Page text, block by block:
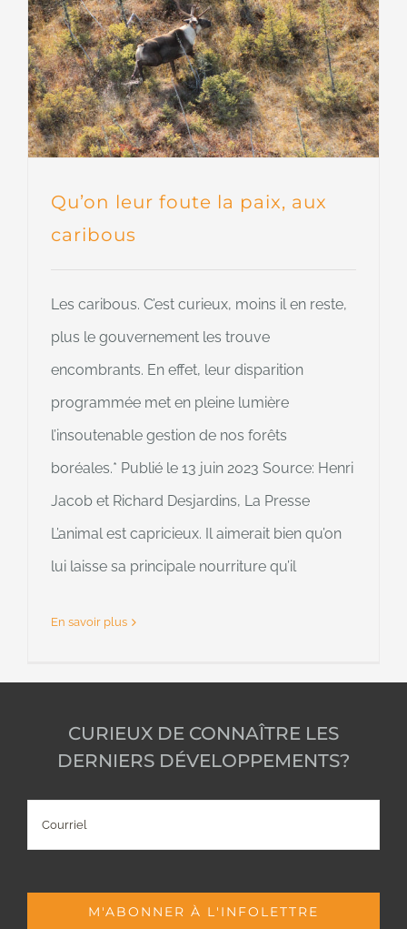
Qu’on leur foute la paix, aux
caribous
Les caribous. C’est curieux, moins il en reste,
plus le gouvernement les trouve
encombrants. En effet, leur disparition
programmée met en pleine lumière
l’insoutenable gestion de nos forêts
boréales.* Publié le 13 juin 2023 Source: Henri
Jacob et Richard Desjardins, La Presse
L’animal est capricieux. Il aimerait bien qu’on
lui laisse sa principale nourriture qu’il
En savoir plus
CURIEUX DE CONNAÎTRE LES
DERNIERS DÉVELOPPEMENTS?
M'ABONNER À L'INFOLETTRE